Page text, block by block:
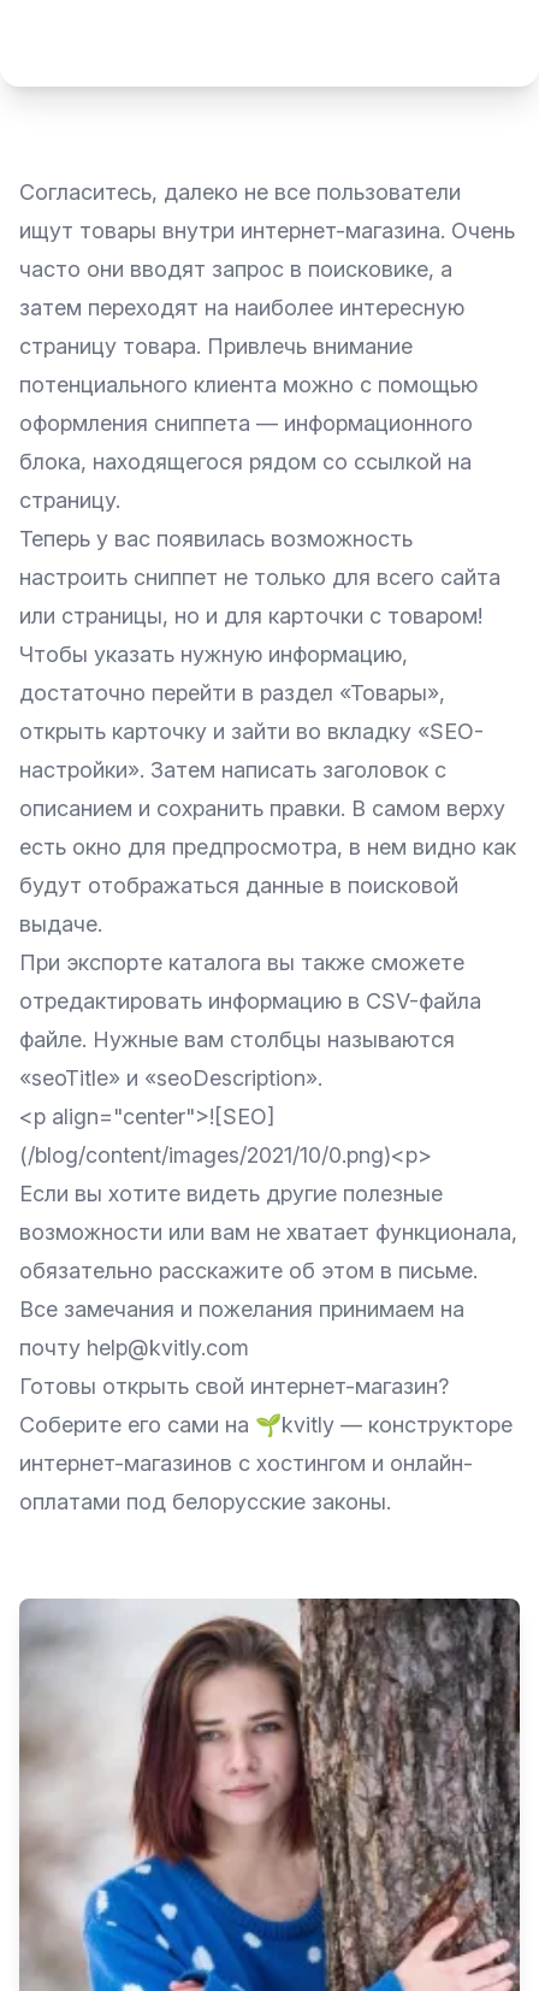
Согласитесь, далеко не все пользователи
ищут товары внутри интернет-магазина. Очень
часто они вводят запрос в поисковике, а
затем переходят на наиболее интересную
страницу товара. Привлечь внимание
потенциального клиента можно с помощью
оформления сниппета — информационного
блока, находящегося рядом со ссылкой на
страницу.
Теперь у вас появилась возможность
настроить сниппет не только для всего сайта
или страницы, но и для карточки с товаром!
Чтобы указать нужную информацию,
достаточно перейти в раздел «Товары»,
открыть карточку и зайти во вкладку «SEO-
настройки». Затем написать заголовок с
описанием и сохранить правки. В самом верху
есть окно для предпросмотра, в нем видно как
будут отображаться данные в поисковой
выдаче.
При экспорте каталога вы также сможете
отредактировать информацию в CSV-файла
файле. Нужные вам столбцы называются
«seoTitle» и «seoDescription».
<p align="center">![SEO]
(/blog/content/images/2021/10/0.png)<p>
Если вы хотите видеть другие полезные
возможности или вам не хватает функционала,
обязательно расскажите об этом в письме.
Все замечания и пожелания принимаем на
почту help@kvitly.com
Готовы открыть свой интернет-магазин?
Соберите его сами на 🌱kvitly — конструкторе
интернет-магазинов с хостингом и онлайн-
оплатами под белорусские законы.